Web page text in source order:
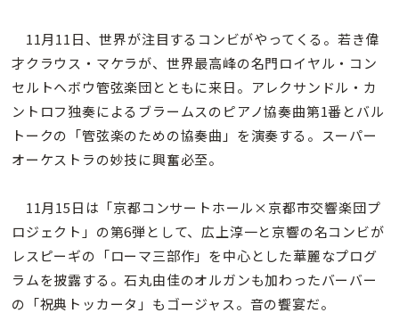
11月11日、世界が注目するコンビがやってくる。若き偉
才クラウス・マケラが、世界最高峰の名門ロイヤル・コン
セルトヘボウ管弦楽団とともに来日。アレクサンドル・カ
ントロフ独奏によるブラームスのピアノ協奏曲第1番とバル
トークの「管弦楽のための協奏曲」を演奏する。スーパー
オーケストラの妙技に興奮必至。
11月15日は「京都コンサートホール×京都市交響楽団プ
ロジェクト」の第6弾として、広上淳一と京響の名コンビが
レスピーギの「ローマ三部作」を中心とした華麗なプログ
ラムを披露する。石丸由佳のオルガンも加わったバーバー
の「祝典トッカータ」もゴージャス。音の饗宴だ。